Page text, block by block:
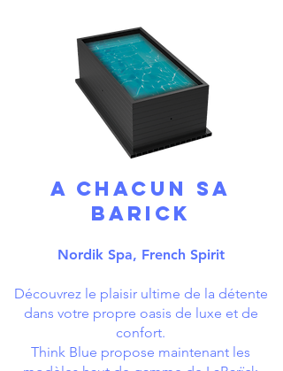
A chacun sa
barick
Nordik Spa, French Spirit
Découvrez le plaisir ultime de la détente
dans votre propre oasis de luxe et de
confort.
Think Blue propose maintenant les